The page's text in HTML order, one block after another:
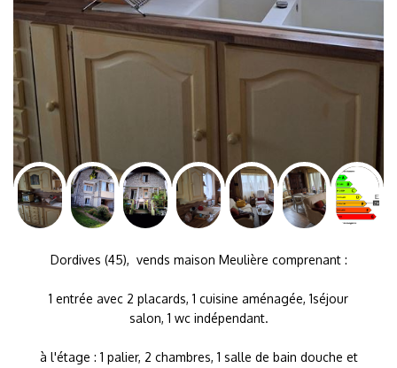
Dordives (45), vends maison Meulière comprenant :
1 entrée avec 2 placards, 1 cuisine aménagée, 1séjour
salon, 1 wc indépendant.
à l'étage : 1 palier, 2 chambres, 1 salle de bain douche et